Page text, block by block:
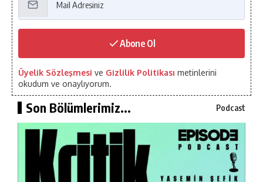
Abone Ol
Üyelik Sözleşmesi ve Gizlilik Politikası metinlerini
okudum ve onaylıyorum.
Son Bölümlerimiz... Podcast